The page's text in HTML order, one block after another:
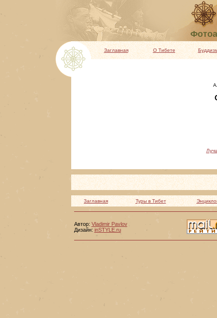
Заглавная О Тибете
Заглавная Туры в Тибет
Автор: Vladimir Pavlov
Дизайн: inSTYLE.ru